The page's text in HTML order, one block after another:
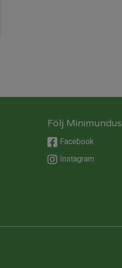
Följ Minimundus
Facebook
Instagram